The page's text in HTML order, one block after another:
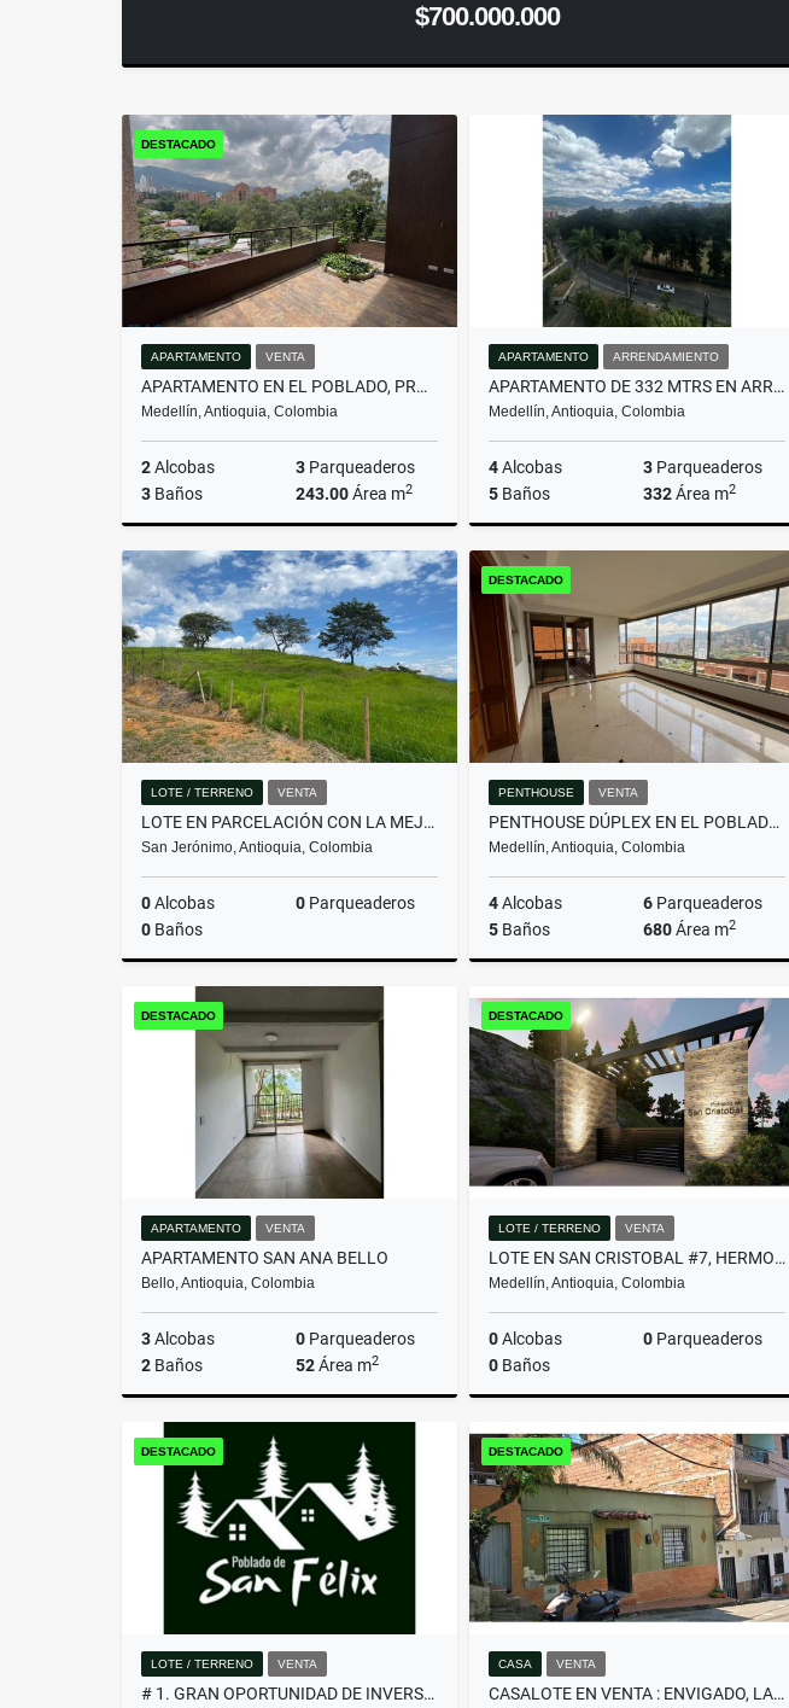
$700.000.000
DESTACADO
APARTAMENTO VENTA
APARTAMENTO EN EL POBLADO, PROYECTO NUEVO PARA DIS...(MLS#259674)
Medellín, Antioquia, Colombia
2Alcobas 3 Parqueaderos
3 Baños 243.00Área m2
Venta
$2.650.000.000
APARTAMENTO ARRENDAMIENTO
APARTAMENTO DE 332 MTRS EN ARRIENDO EN EL POBLADO, MEDELLÍN
Medellín, Antioquia, Colombia
4Alcobas 3 Parqueaderos
5 Baños 332Área m2
LOTE / TERRENO VENTA
LOTE EN PARCELACIÓN CON LA MEJOR VISTA DEL SECTOR
San Jerónimo, Antioquia, Colombia
0Alcobas 0 Parqueaderos
0 Baños
$699.360.000
DESTACADO
PENTHOUSE VENTA
PENTHOUSE DÚPLEX EN EL POBLADO: VISTAS, ESPACIOS Y EXCLUSIVIDAD.
Medellín, Antioquia, Colombia
4Alcobas 6 Parqueaderos
5 Baños 680Área m2
Venta
$3.950.000.000
DESTACADO
APARTAMENTO VENTA
APARTAMENTO SAN ANA BELLO
Bello, Antioquia, Colombia
3Alcobas 0 Parqueaderos
2 Baños 52Área m2
$280.000.000.000
DESTACADO
LOTE / TERRENO VENTA
LOTE EN SAN CRISTOBAL #7, HERMOSA VISTA PANORAMICA EN PARCELACION
Medellín, Antioquia, Colombia
0Alcobas 0 Parqueaderos
0 Baños
Venta
$357.480.000
DESTACADO
LOTE / TERRENO VENTA
# 1. GRAN OPORTUNIDAD DE INVERSIÓN, LOTE EN VENTA EN SAN FÉLIX
DESTACADO
CASA VENTA
CASALOTE EN VENTA : ENVIGADO, LA SEBASTIANA